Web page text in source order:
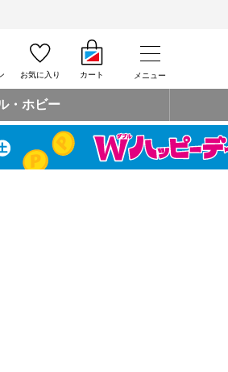
お気に入り カート メニュー
・ホビー